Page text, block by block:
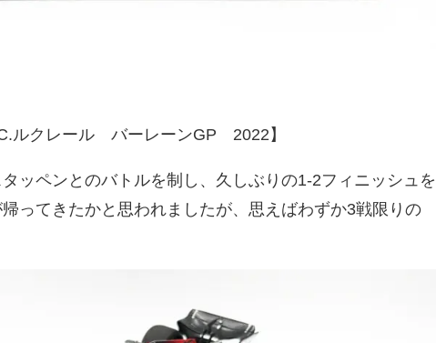
ルクレール バーレーンGP 2022】
ッペンとのバトルを制し、久しぶりの1-2フィニッシュを
ってきたかと思われましたが、思えばわずか3戦限りの